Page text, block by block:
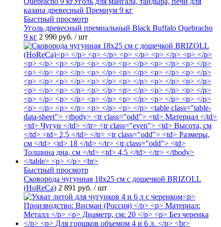
Быстрый просмотр
Уголь древесный премиальный Black Buffalo Quebracho
9 кг 2 990 руб. / шт
Быстрый просмотр
Сковорода чугунная 18х25 см с дощечкой BRIZOLL
(HoReCa) 2 891 руб. / шт